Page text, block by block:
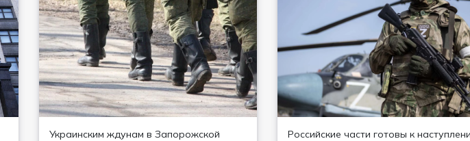
Украинским ждунам в Запорожской
Российские части готовы к